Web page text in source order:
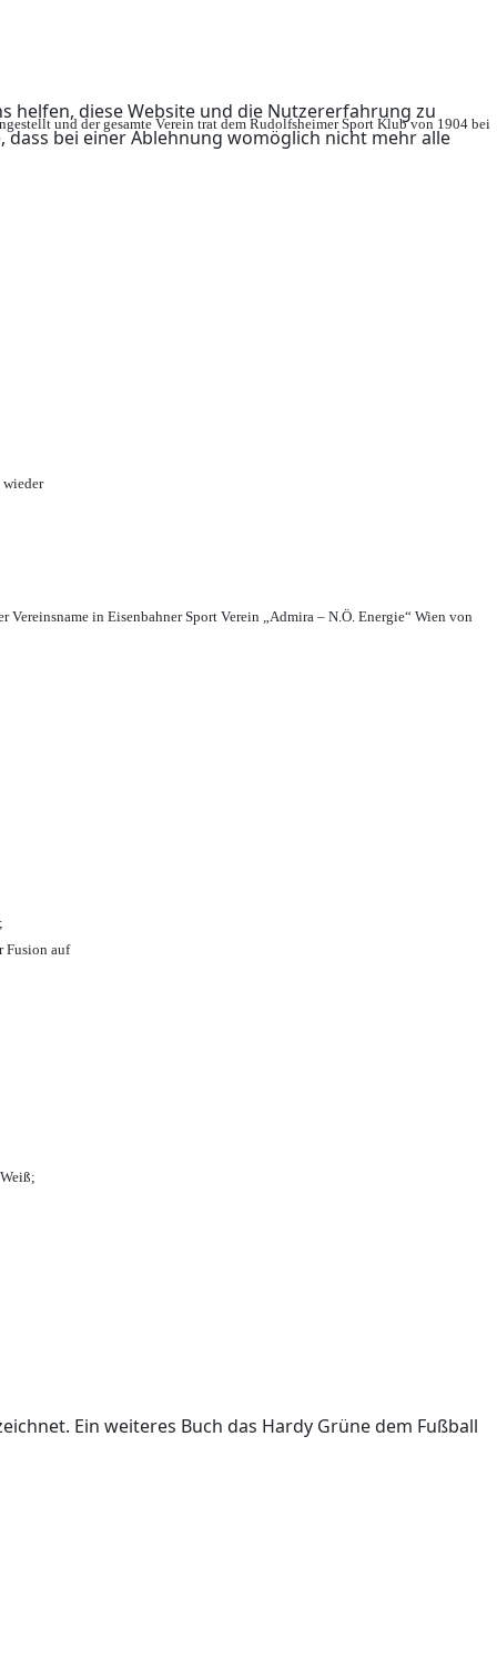
helfen, diese Website und die Nutzererfahrung zu
dass bei einer Ablehnung womöglich nicht mehr alle
und der gesamte Verein trat dem Rudolfsheimer Sport Klub von 1904 bei
wieder
Vereinsname in Eisenbahner Sport Verein „Admira – N.Ö. Energie“ Wien von
Fusion auf
Ein weiteres Buch das Hardy Grüne dem Fußball